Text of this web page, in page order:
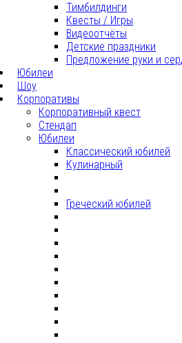
Тимбилдинги
Квесты / Игры
Видеоотчёты
Детские праздники
Предложение руки и
Юбилеи
Шоу
Корпоративы
Корпоративный квест
Стендап
Юбилеи
Классический юбилей
Кулинарный
Греческий юбилей